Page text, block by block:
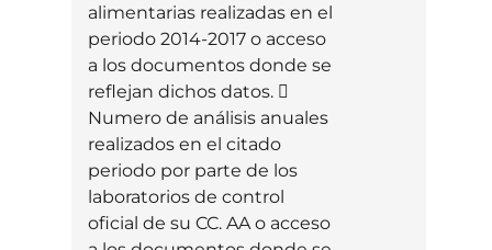
alimentarias realizadas en el
periodo 2014-2017 o acceso
a los documentos donde se
reflejan dichos datos. 
Numero de análisis anuales
realizados en el citado
periodo por parte de los
laboratorios de control
oficial de su CC. AA o acceso